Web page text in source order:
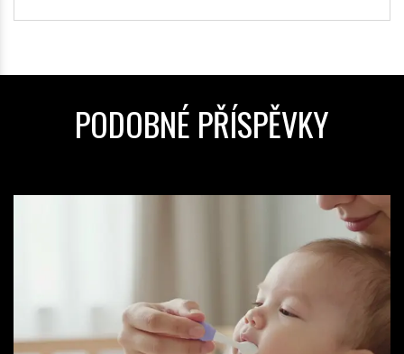
PODOBNÉ PŘÍSPĚVKY